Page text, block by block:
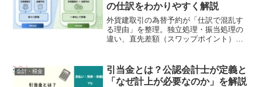
の仕訳をわかりやすく解説
外貨建取引の為替予約が「仕訳で混乱す
る理由」を整理。独立処理・振当処理の
違い、直先差額（スワップポイント）と
会計・税金
引当金とは？公認会計士が定義と
「なぜ計上が必要なのか」を解説